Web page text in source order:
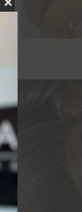
Close this module